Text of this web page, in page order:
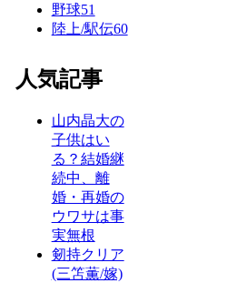
野球51
陸上/駅伝60
人気記事
山内晶大の
子供はい
る？結婚継
続中、離
婚・再婚の
ウワサは事
実無根
剱持クリア
(三笘薫/嫁)